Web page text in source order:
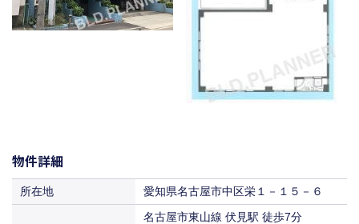
物件詳細
所在地 愛知県名古屋市中区栄１－１５－６
名古屋市東山線 伏見駅 徒歩7分